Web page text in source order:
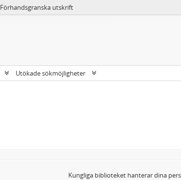
Förhandsgranska utskrift
Utökade sökmöjligheter
Kungliga biblioteket hanterar dina